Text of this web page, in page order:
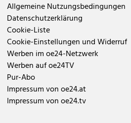
Allgemeine Nutzungsbedingungen
Datenschutzerklärung
Cookie-Liste
Cookie-Einstellungen und Widerruf
Werben im oe24-Netzwerk
Werben auf oe24TV
Pur-Abo
Impressum von oe24.at
Impressum von oe24.tv